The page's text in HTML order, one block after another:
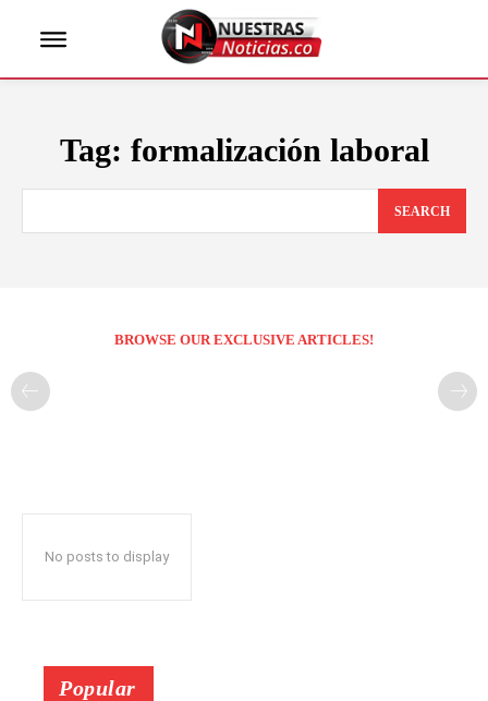
Tag: formalización laboral
SEARCH
BROWSE OUR EXCLUSIVE ARTICLES!
No posts to display
Popular